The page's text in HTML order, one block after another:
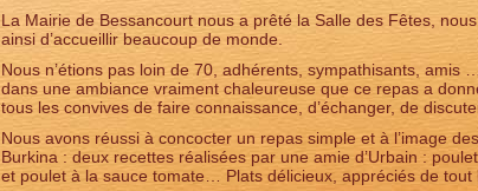
La Mairie de Bessancourt nous a prêté la Salle des Fêtes,
ainsi d’accueillir beaucoup de monde.
Nous n’étions pas loin de 70, adhérents, sympathisants, amis
dans une ambiance vraiment chaleureuse que ce repas a
tous les convives de faire connaissance, d’échanger, de
Nous avons réussi à concocter un repas simple et à l’image
Burkina : deux recettes réalisées par une amie d’Urbain :
et poulet à la sauce tomate… Plats délicieux, appréciés de tout